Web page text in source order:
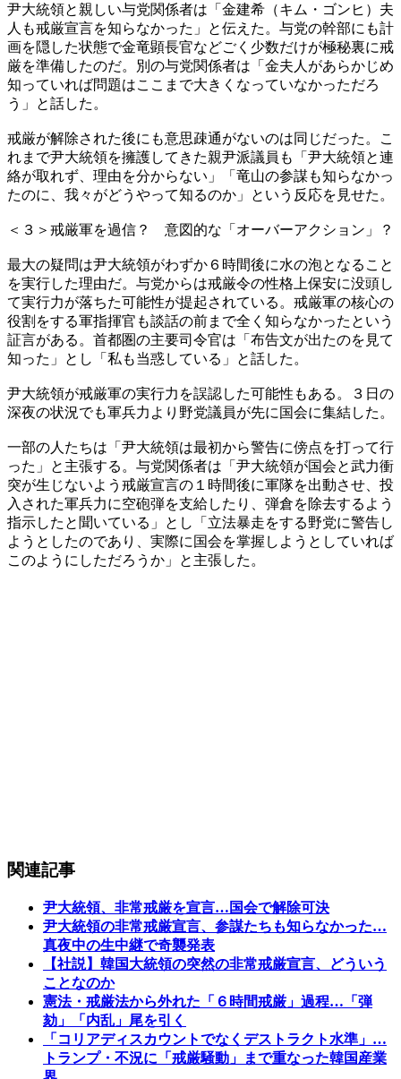
尹大統領と親しい与党関係者は「金建希（キム・ゴンヒ）夫
人も戒厳宣言を知らなかった」と伝えた。与党の幹部にも計
画を隠した状態で金竜顕長官などごく少数だけが極秘裏に戒
厳を準備したのだ。別の与党関係者は「金夫人があらかじめ
知っていれば問題はここまで大きくなっていなかっただろ
う」と話した。
戒厳が解除された後にも意思疎通がないのは同じだった。こ
れまで尹大統領を擁護してきた親尹派議員も「尹大統領と連
絡が取れず、理由を分からない」「竜山の参謀も知らなかっ
たのに、我々がどうやって知るのか」という反応を見せた。
＜３＞戒厳軍を過信？ 意図的な「オーバーアクション」？
最大の疑問は尹大統領がわずか６時間後に水の泡となること
を実行した理由だ。与党からは戒厳令の性格上保安に没頭し
て実行力が落ちた可能性が提起されている。戒厳軍の核心の
役割をする軍指揮官も談話の前まで全く知らなかったという
証言がある。首都圏の主要司令官は「布告文が出たのを見て
知った」とし「私も当惑している」と話した。
尹大統領が戒厳軍の実行力を誤認した可能性もある。３日の
深夜の状況でも軍兵力より野党議員が先に国会に集結した。
一部の人たちは「尹大統領は最初から警告に傍点を打って行
った」と主張する。与党関係者は「尹大統領が国会と武力衝
突が生じないよう戒厳宣言の１時間後に軍隊を出動させ、投
入された軍兵力に空砲弾を支給したり、弾倉を除去するよう
指示したと聞いている」とし「立法暴走をする野党に警告し
ようとしたのであり、実際に国会を掌握しようとしていれば
このようにしただろうか」と主張した。
関連記事
尹大統領、非常戒厳を宣言…国会で解除可決
尹大統領の非常戒厳宣言、参謀たちも知らなかった…
真夜中の生中継で奇襲発表
【社説】韓国大統領の突然の非常戒厳宣言、どういう
ことなのか
憲法・戒厳法から外れた「６時間戒厳」過程…「弾
劾」「内乱」尾を引く
「コリアディスカウントでなくデストラクト水準」…
トランプ・不況に「戒厳騒動」まで重なった韓国産業